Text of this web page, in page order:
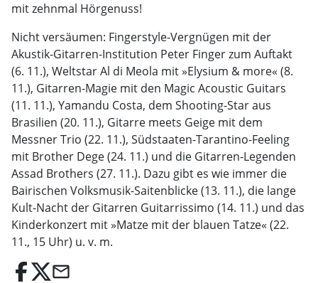
mit zehnmal Hörgenuss!
Nicht versäumen: Fingerstyle-Vergnügen mit der
Akustik-Gitarren-Institution Peter Finger zum Auftakt
(6. 11.), Weltstar Al di Meola mit »Elysium & more« (8.
11.), ­Gitarren-Magie mit den ­Magic Acoustic Guitars
(11. 11.), Yamandu Costa, dem Shooting-Star aus
Brasilien (20. 11.), Gitarre meets Geige mit dem
Messner Trio (22. 11.), Südstaaten-Tarantino-Feeling
mit Brother Dege (24. 11.) und die Gitarren-Legenden
Assad Brothers (27. 11.). Dazu gibt es wie immer die
Bairischen Volksmusik-Saitenblicke (13. 11.), die lange
Kult-Nacht der Gitarren Guitarrissimo (14. 11.) und das
Kinderkonzert mit »Matze mit der blauen Tatze« (22.
11., 15 Uhr) u. v. m.
email